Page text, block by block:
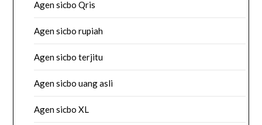
Agen sicbo Qris
Agen sicbo rupiah
Agen sicbo terjitu
Agen sicbo uang asli
Agen sicbo XL